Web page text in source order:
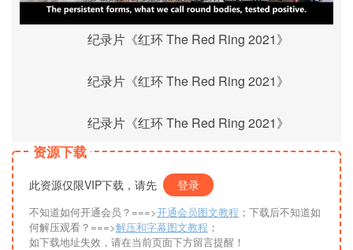
纪录片《红环 The Red Ring 2021》
纪录片《红环 The Red Ring 2021》
纪录片《红环 The Red Ring 2021》
资源下载
此资源仅限VIP下载，请先 登录
不知道如何开通会员？===>开通会员图文教程 ；下载后不知道如
何解压观看？===>解压和字幕图文教程 ；
如下载地址失效，请在当前页面下方留言提醒！